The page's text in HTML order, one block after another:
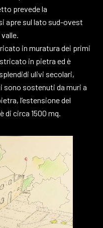
prevede la
apre sul lato sud-ovest
in muratura dei primi
in pietra ed è
ulivi secolari,
sono sostenuti da muri a
l’estensione del
di circa 1500 mq.